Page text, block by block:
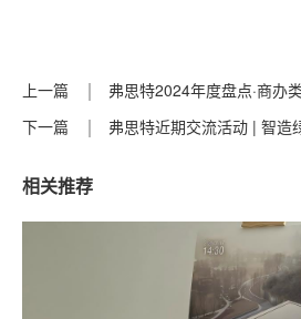
上一篇
弗思特2024年度盘点·商办类
下一篇
弗思特近期交流活动 | 智造
相关推荐